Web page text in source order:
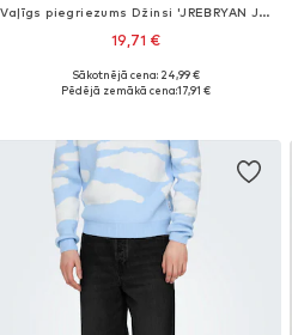
Vaļīgs piegriezums Džinsi 'JREBRYAN JJCRAFT'
19,71 €
Pieejams daudzos izmēros
Sākotnējā cena: 24,99 €
Pēdējā zemākā cena:17,91 €